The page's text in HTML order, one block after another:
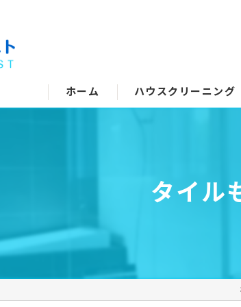
ホーム ハウスクリーニング
エアコンクリーニング
洗面所
タイル